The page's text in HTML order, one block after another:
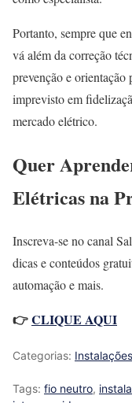
Portanto, sempre que
vá além da correção
prevenção e
imprevisto em
mercado elétrico.
Quer
Elétricas na
Inscreva-se no canal
dicas e conteúdos
automação e mais.
👉CLIQUE AQUI
Categorias:
Tags: fio neutro,